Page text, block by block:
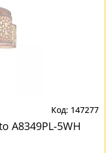
147277
A8349PL-5WH